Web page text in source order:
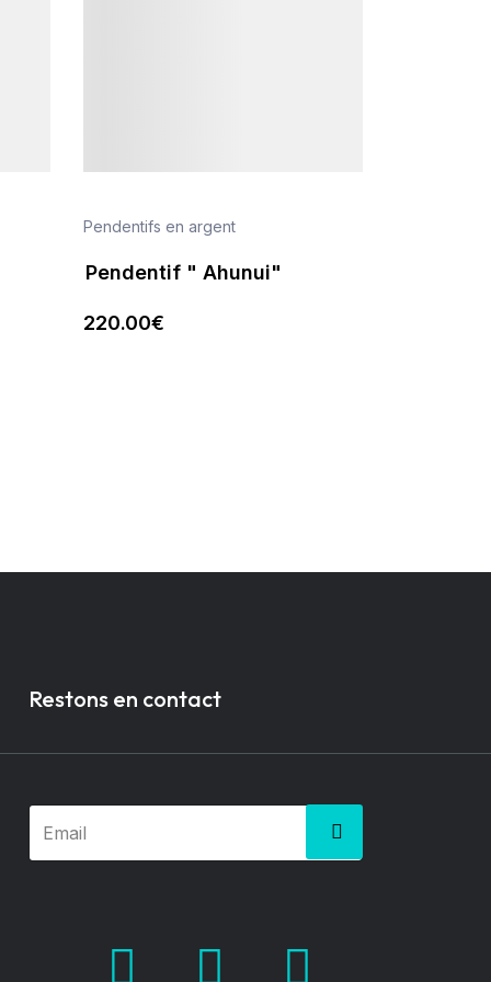
Pendentifs en argent
Pendentif " Ahunui"
220.00€
Restons en contact